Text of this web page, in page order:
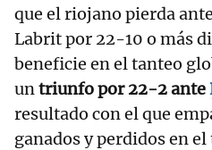
que el riojano pierda
Labrit por 22-10 o más
beneficie en el tanteo
untriunfo por 22-2 ante
resultado con el que
ganados y perdidos en